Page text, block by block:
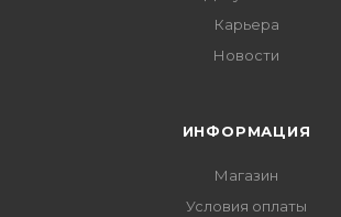
Карьера
Новости
ИНФОРМАЦИЯ
Магазин
Условия оплаты